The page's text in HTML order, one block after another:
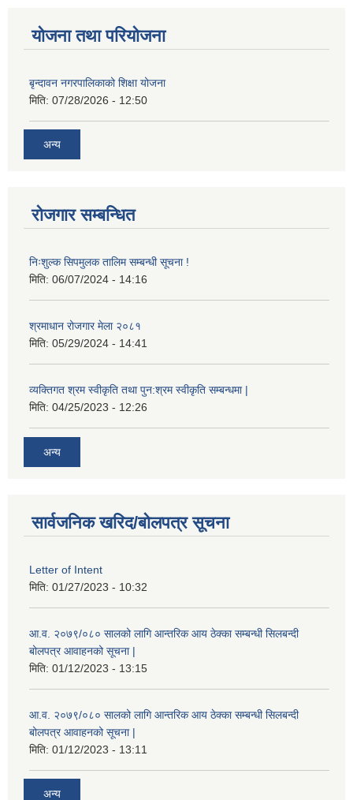
योजना तथा परियोजना
बृन्दावन नगरपालिकाको शिक्षा योजना
मिति: 07/28/2026 - 12:50
अन्य
रोजगार सम्बन्धित
निःशुल्क सिपमुलक तालिम सम्बन्धी सूचना !
मिति: 06/07/2024 - 14:16
श्रमाधान रोजगार मेला २०८१
मिति: 05/29/2024 - 14:41
व्यक्तिगत श्रम स्वीकृति तथा पुन:श्रम स्वीकृति सम्बन्धमा |
मिति: 04/25/2023 - 12:26
अन्य
सार्वजनिक खरिद/बोलपत्र सूचना
Letter of Intent
मिति: 01/27/2023 - 10:32
आ.व. २०७९/०८० सालको लागि आन्तरिक आय ठेक्का सम्बन्धी सिलबन्दी
बोलपत्र आवाहनको सूचना |
मिति: 01/12/2023 - 13:15
आ.व. २०७९/०८० सालको लागि आन्तरिक आय ठेक्का सम्बन्धी सिलबन्दी
बोलपत्र आवाहनको सूचना |
मिति: 01/12/2023 - 13:11
अन्य